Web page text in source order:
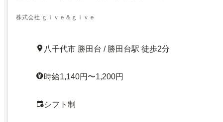
株式会社 ｇｉｖｅ＆ｇｉｖｅ
八千代市 勝田台 / 勝田台駅 徒歩2分
時給1,140円〜1,200円
シフト制